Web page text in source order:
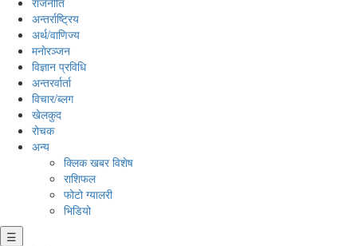
अन्तर्राष्ट्रिय
अर्थ/वाणिज्य
मनाेरञ्जन
विज्ञान प्रविधि
अन्तरर्वार्ता
विचार/ब्लग
खेलकुद
रोचक
अन्य
क्लिक खबर विशेष
राशिफल
फोटो ग्यालरी
भिडियो
☰